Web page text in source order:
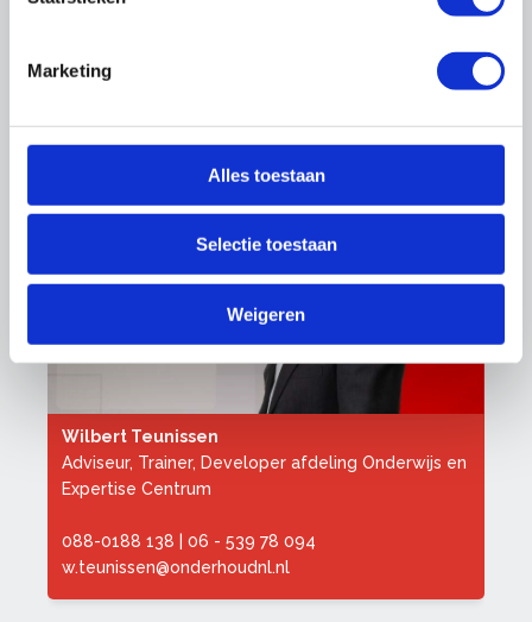
Marketing
Alles toestaan
Selectie toestaan
Weigeren
Naar de cao's
Wilbert Teunissen
Adviseur, Trainer, Developer afdeling Onderwijs en
Expertise Centrum
088-0188 138
06 - 539 78 094
w.teunissen@onderhoudnl.nl